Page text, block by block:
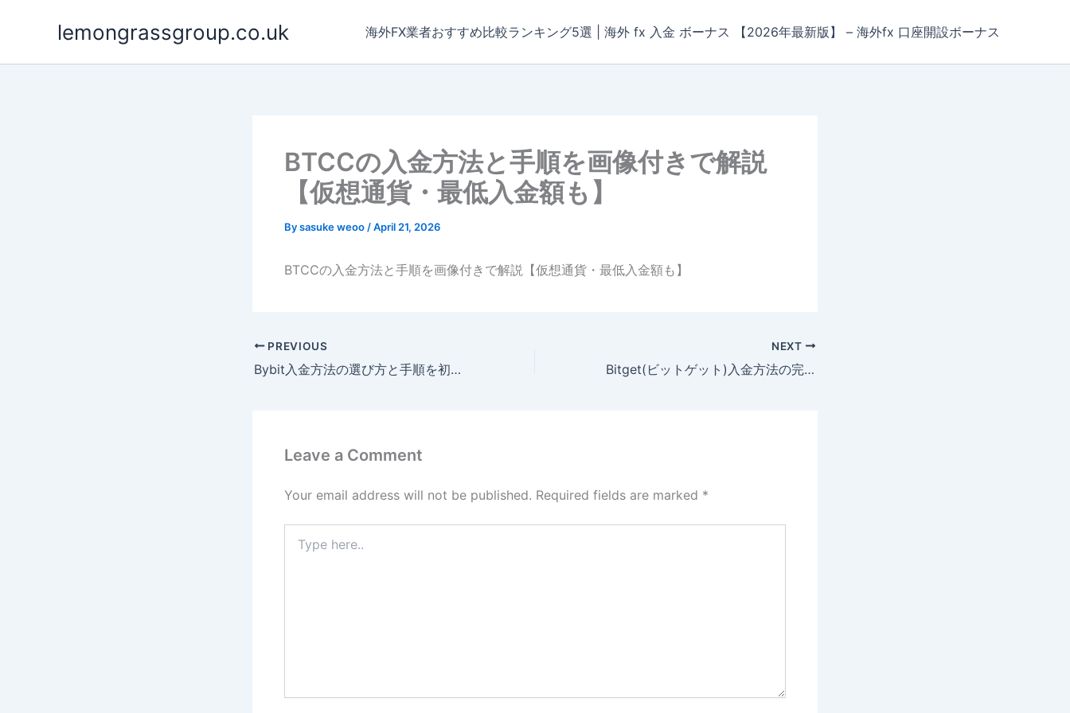
lemongrassgroup.co.uk 海外FX業者おすすめ比較ランキング5選 | 海外 fx 入金 ボーナス 【2026年最新版】 – 海外fx 口座開設ボーナス
BTCCの入金方法と手順を画像付きで解説
【仮想通貨・最低入金額も】
Bysasuke weoo /April 21, 2026
BTCCの入金方法と手順を画像付きで解説【仮想通貨・最低入金額も】
PREVIOUS
Bybit入金方法の選び方と手順を初心者向けに完全解説
NEXT
Bitget(ビットゲット)入金方法の完全ガイド｜日本円・仮想通貨別の手順と注意点
Leave a Comment
Your email address will not be published. Required fields are marked *
here..